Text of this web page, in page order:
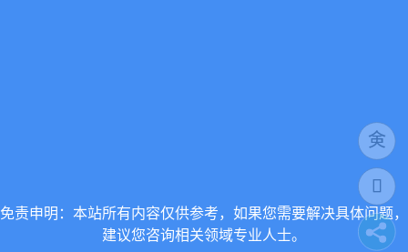
免责申明：本站所有内容仅供参考，如果您需要解决具体问题，
建议您咨询相关领域专业人士。